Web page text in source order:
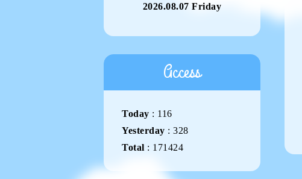
2026.08.07 Friday
Access
Today : 116
Yesterday : 328
Total : 171424